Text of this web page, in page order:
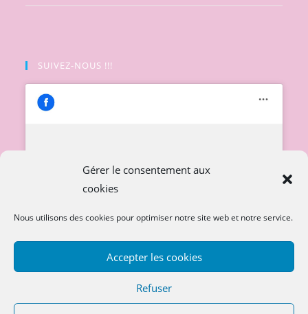
Gérer le consentement aux
cookies
Nous utilisons des cookies pour optimiser notre site web et notre service.
Accepter les cookies
Refuser
SUIVEZ-NOUS !!!
Cliquez pour accepter les cookies
marketing et activer ce contenu